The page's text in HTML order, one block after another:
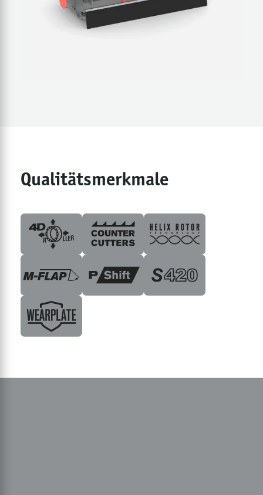
Qualitätsmerkmale